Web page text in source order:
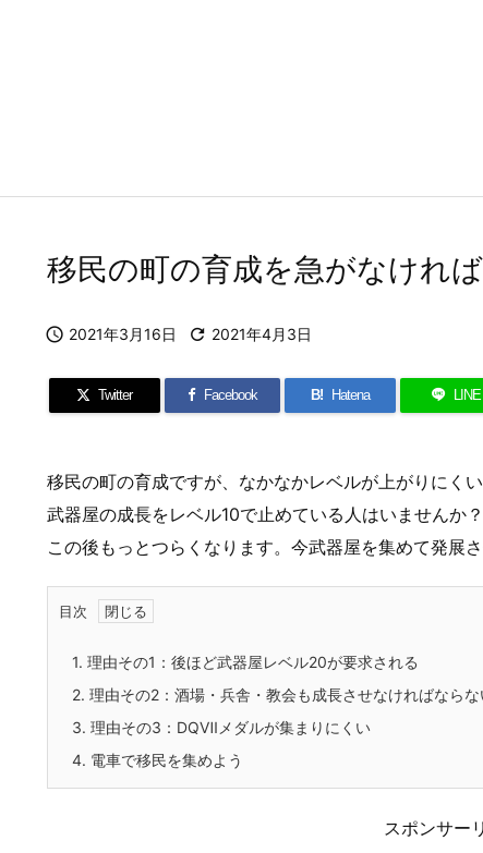
移民の町の育成を急がなけれ
 2021年3月16日  2021年4月3日
Twitter Facebook B! Hatena LINE
移民の町の育成ですが、なかなかレベルが上がりにく
武器屋の成長をレベル10で止めている人はいませんか？
この後もっとつらくなります。今武器屋を集めて発展
目次
1. 理由その1：後ほど武器屋レベル20が要求される
2. 理由その2：酒場・兵舎・教会も成長させなければならな
3. 理由その3：DQⅦメダルが集まりにくい
4. 電車で移民を集めよう
スポンサー